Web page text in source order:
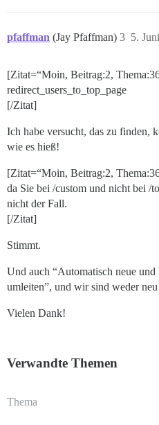
pfaffman (Jay Pfaffman) 5.
3
[Zitat=“Moin, Beitrag:2,
redirect_users_to_top_page
[/Zitat]
Ich habe versucht, das zu finden,
wie es hieß!
[Zitat=“Moin, Beitrag:2,
da Sie bei /custom und nicht bei /
nicht der Fall.
[/Zitat]
Stimmt.
Und auch “Automatisch neue und
umleiten”, und wir sind weder
Vielen Dank!
Verwandte Themen
Thema